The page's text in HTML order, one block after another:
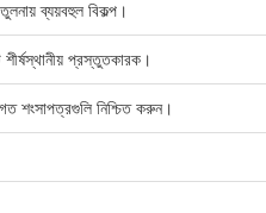
ব্যয়বহুল বিকল্প।
প্রস্তুতকারক।
শংসাপত্রগুলি নিশ্চিত করুন।